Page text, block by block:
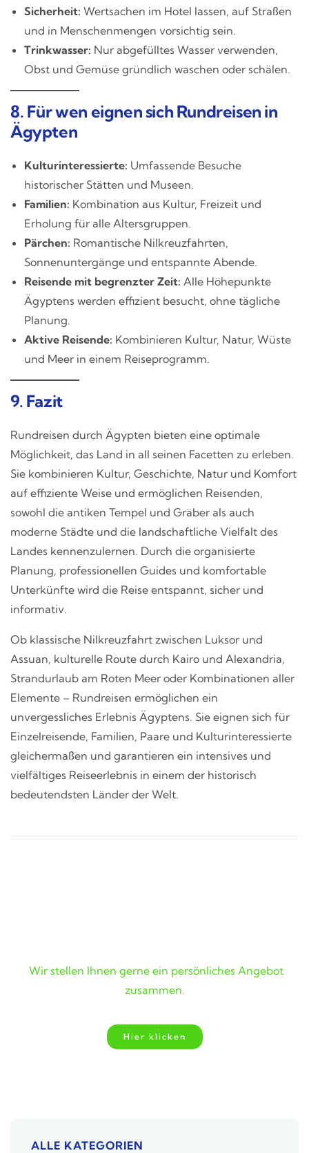
Sicherheit: Wertsachen im Hotel lassen, auf Straßen
und in Menschenmengen vorsichtig sein.
Trinkwasser: Nur abgefülltes Wasser verwenden,
Obst und Gemüse gründlich waschen oder schälen.
8. Für wen eignen sich Rundreisen in
Ägypten
Kulturinteressierte: Umfassende Besuche
historischer Stätten und Museen.
Familien: Kombination aus Kultur, Freizeit und
Erholung für alle Altersgruppen.
Pärchen: Romantische Nilkreuzfahrten,
Sonnenuntergänge und entspannte Abende.
Reisende mit begrenzter Zeit: Alle Höhepunkte
Ägyptens werden effizient besucht, ohne tägliche
Planung.
Aktive Reisende: Kombinieren Kultur, Natur, Wüste
und Meer in einem Reiseprogramm.
9. Fazit
Rundreisen durch Ägypten bieten eine optimale
Möglichkeit, das Land in all seinen Facetten zu erleben.
Sie kombinieren Kultur, Geschichte, Natur und Komfort
auf effiziente Weise und ermöglichen Reisenden,
sowohl die antiken Tempel und Gräber als auch
moderne Städte und die landschaftliche Vielfalt des
Landes kennenzulernen. Durch die organisierte
Planung, professionellen Guides und komfortable
Unterkünfte wird die Reise entspannt, sicher und
informativ.
Ob klassische Nilkreuzfahrt zwischen Luksor und
Assuan, kulturelle Route durch Kairo und Alexandria,
Strandurlaub am Roten Meer oder Kombinationen aller
Elemente – Rundreisen ermöglichen ein
unvergessliches Erlebnis Ägyptens. Sie eignen sich für
Einzelreisende, Familien, Paare und Kulturinteressierte
gleichermaßen und garantieren ein intensives und
vielfältiges Reiseerlebnis in einem der historisch
bedeutendsten Länder der Welt.
Wir stellen Ihnen gerne ein persönliches Angebot
zusammen.
Hier klicken
ALLE KATEGORIEN